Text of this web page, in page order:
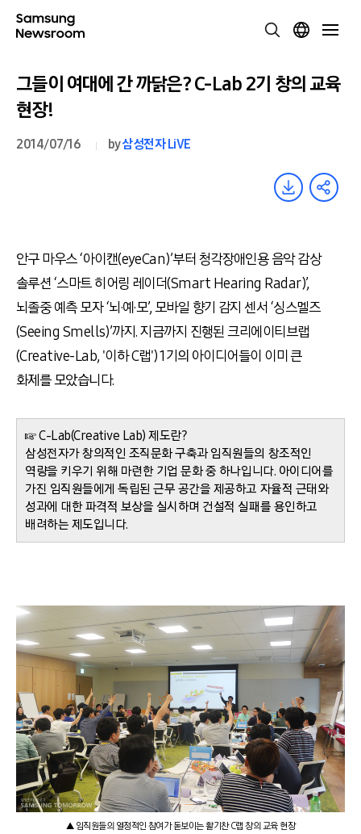
그들이 여대에 간 까닭은? C-Lab 2기 창의 교육
현장!
2014/07/16 by삼성전자 LiVE
안구 마우스 ‘아이캔(eyeCan)’부터 청각장애인용 음악 감상
솔루션 ‘스마트 히어링 레이더(Smart Hearing Radar)’,
뇌졸중 예측 모자 ‘뇌·예·모’, 모바일 향기 감지 센서 ‘싱스멜즈
(Seeing Smells)’까지. 지금까지 진행된 크리에이티브랩
(Creative-Lab, '이하 C랩') 1기의 아이디어들이 이미 큰
화제를 모았습니다.
☞ C-Lab(Creative Lab) 제도란?
삼성전자가 창의적인 조직문화 구축과 임직원들의 창조적인
역량을 키우기 위해 마련한 기업 문화 중 하나입니다. 아이디어를
가진 임직원들에게 독립된 근무 공간을 제공하고 자율적 근태와
성과에 대한 파격적 보상을 실시하며 건설적 실패를 용인하고
배려하는 제도입니다.
▲ 임직원들의 열정적인 참여가 돋보이는 활기찬 C랩 창의 교육 현장